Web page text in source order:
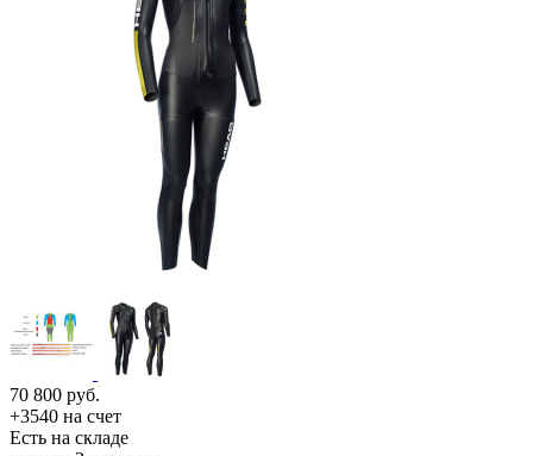
70 800 руб.
+3540 на счет
Есть на складе